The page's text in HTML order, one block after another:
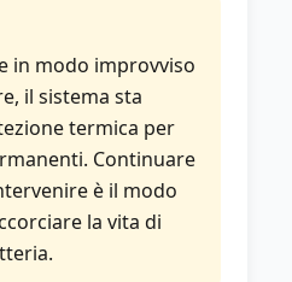
in modo improvviso
il sistema sta
termica per
Continuare
è il modo
la vita di